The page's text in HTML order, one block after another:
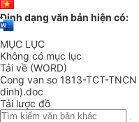
Định dạng văn bản hiện có:
MỤC LỤC
Không có mục lục
Tải về (WORD)
Cong van so 1813-TCT-
dinh).doc
Tải lược đồ